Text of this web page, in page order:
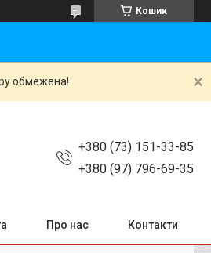
Кошик
обмежена!
+380 (73) 151-33-85
+380 (97) 796-69-35
Про нас Контакти